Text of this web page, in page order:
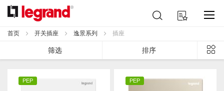
跳
到
容
我的购物车
索
首页 开关插座 逸景系列 插座
筛选 排序
PEP PEP